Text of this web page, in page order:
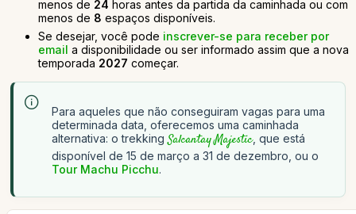
menos de 24 horas antes da partida da caminhada ou com
menos de 8 espaços disponíveis.
Se desejar, você pode inscrever-se para receber por
email a disponibilidade ou ser informado assim que a nova
temporada 2027 começar.
Para aqueles que não conseguiram vagas para uma
determinada data, oferecemos uma caminhada
alternativa: o trekking Salcantay Majestic, que está
disponível de 15 de março a 31 de dezembro, ou o
Tour Machu Picchu.